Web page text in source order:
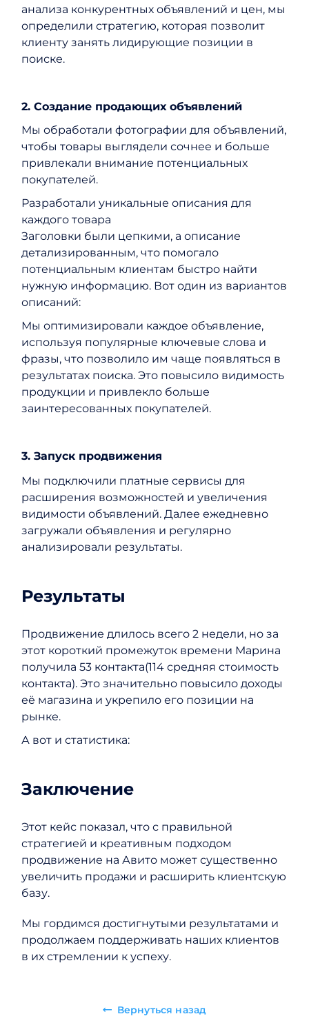
анализа конкурентных объявлений и цен, мы
определили стратегию, которая позволит
клиенту занять лидирующие позиции в
поиске.
2. Создание продающих объявлений
Мы обработали фотографии для объявлений,
чтобы товары выглядели сочнее и больше
привлекали внимание потенциальных
покупателей.
Разработали уникальные описания для
каждого товара
Заголовки были цепкими, а описание
детализированным, что помогало
потенциальным клиентам быстро найти
нужную информацию. Вот один из вариантов
описаний:
Мы оптимизировали каждое объявление,
используя популярные ключевые слова и
фразы, что позволило им чаще появляться в
результатах поиска. Это повысило видимость
продукции и привлекло больше
заинтересованных покупателей.
3. Запуск продвижения
Мы подключили платные сервисы для
расширения возможностей и увеличения
видимости объявлений. Далее ежедневно
загружали объявления и регулярно
анализировали результаты.
Результаты
Продвижение длилось всего 2 недели, но за
этот короткий промежуток времени Марина
получила 53 контакта(114 средняя стоимость
контакта). Это значительно повысило доходы
её магазина и укрепило его позиции на
рынке.
А вот и статистика:
Заключение
Этот кейс показал, что с правильной
стратегией и креативным подходом
продвижение на Авито может существенно
увеличить продажи и расширить клиентскую
базу.
Мы гордимся достигнутыми результатами и
продолжаем поддерживать наших клиентов
в их стремлении к успеху.
Вернуться назад